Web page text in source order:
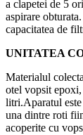
a clapetei de 5
aspirare
capacitatea de
UNITATEA
Materialul
otel vopsit
litri.Aparatul
una dintre roti
acoperite cu